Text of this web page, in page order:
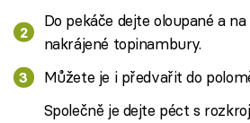
Do pekáče dejte oloupané a
nakrájené topinambury.
Můžete je i předvařit do
Společně je dejte péct s